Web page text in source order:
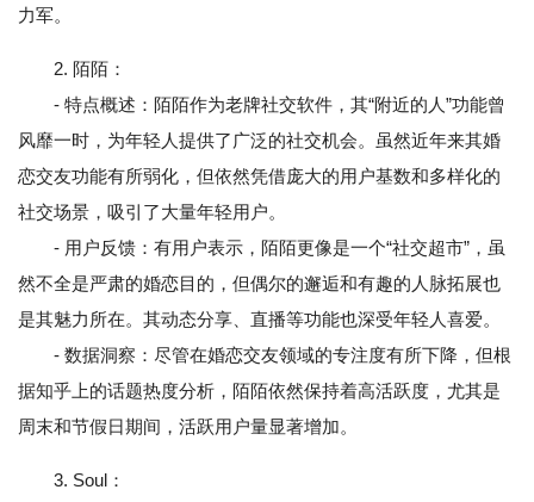
力军。
2. 陌陌：
- 特点概述：陌陌作为老牌社交软件，其“附近的人”功能曾
风靡一时，为年轻人提供了广泛的社交机会。虽然近年来其婚
恋交友功能有所弱化，但依然凭借庞大的用户基数和多样化的
社交场景，吸引了大量年轻用户。
- 用户反馈：有用户表示，陌陌更像是一个“社交超市”，虽
然不全是严肃的婚恋目的，但偶尔的邂逅和有趣的人脉拓展也
是其魅力所在。其动态分享、直播等功能也深受年轻人喜爱。
- 数据洞察：尽管在婚恋交友领域的专注度有所下降，但根
据知乎上的话题热度分析，陌陌依然保持着高活跃度，尤其是
周末和节假日期间，活跃用户量显著增加。
3. Soul：